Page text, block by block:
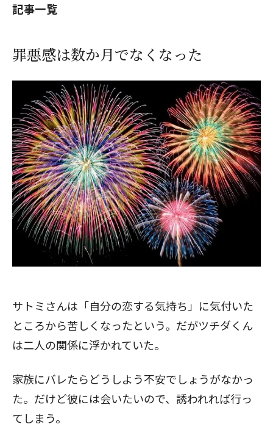
記事一覧
罪悪感は数か月でなくなった
サトミさんは「自分の恋する気持ち」に気付いた
ところから苦しくなったという。だがツチダくん
は二人の関係に浮かれていた。
家族にバレたらどうしよう不安でしょうがなかっ
た。だけど彼には会いたいので、誘われれば行っ
てしまう。